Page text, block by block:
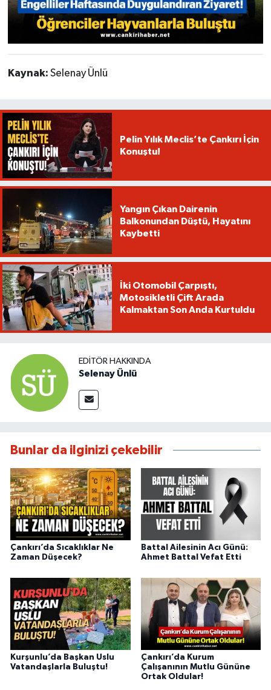
Kaynak: Selenay Ünlü
Pelin Yılık Meclis’te Çankırı İçin
Konuştu!
Yangın Çıkan Dairenin
Balkonundan Düştü, Hayatını
Kaybetti
İki Otomobil Çarpıştı,
Motosikletli Çift Arada
Kalmaktan Son Anda Kurtuldu
EDITÖR HAKKINDA
Selenay Ünlü
Bunlar da ilginizi çekebilir
Çankırı’da Sıcaklıklar Ne
Zaman Düşecek?
Battal Ailesinin Acı Günü:
Ahmet Battal Vefat Etti
Kurşunlu’da Başkan Uslu
Vatandaşlarla Buluştu!
Çankırı’da Kurum
Çalışanının Mutlu Gününe
Ortak Oldular!